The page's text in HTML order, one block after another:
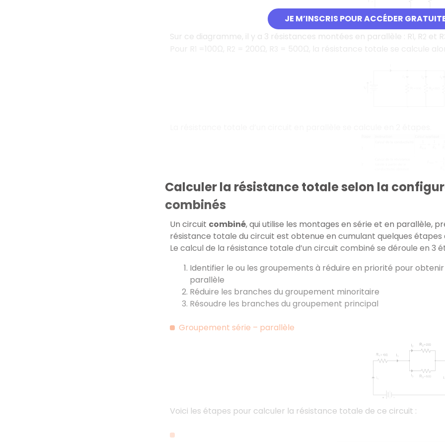
JE M’INSCRIS POUR ACCÉDER
Sur ce diagramme, il y a 3 résistances montées en parallèle : R1, R2 et R
Calculer la résistance totale selon la
combinés
Un circuit combiné, qui utilise les montages en série et en parallèle,
résistance totale du circuit est obtenue en cumulant quelques étapes
Le calcul de la résistance totale d’un circuit combiné se déroule en 3
Identifier le ou les groupements à réduire en priorité pour
parallèle
Réduire les branches du groupement minoritaire
Résoudre les branches du groupement principal
Groupement série – parallèle
Voici les étapes pour calculer la résistance totale de ce circuit :